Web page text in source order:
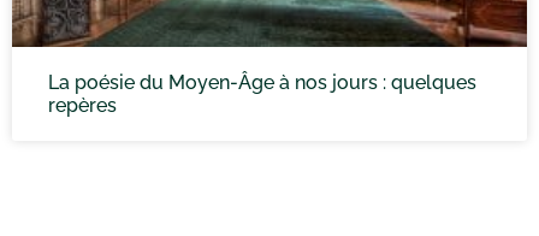
La poésie du Moyen-Âge à nos jours : quelques
repères